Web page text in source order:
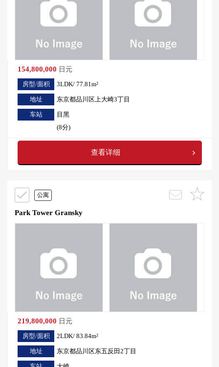
154,800,000 日元
房型/面积
3LDK/ 77.81m²
地址 东京都品川区上大崎3丁目
车站
目黑
(8分)
查看详细
公寓
Park Tower Gransky
219,800,000 日元
房型/面积
2LDK/ 83.84m²
地址 东京都品川区东五反田2丁目